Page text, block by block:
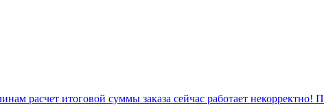
расчет итоговой суммы заказа сейчас работает